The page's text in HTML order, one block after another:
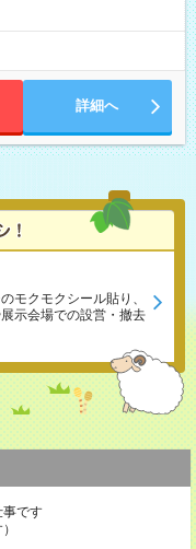
詳細へ
モクモクシール貼り、
示会場での設営・撤去
事です